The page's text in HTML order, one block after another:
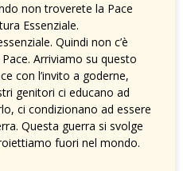
non troverete la Pace
Essenziale.
Quindi non c’è
Arriviamo su questo
con l’invito a goderne,
genitori ci educano ad
ci condizionano ad essere
Questa guerra si svolge
fuori nel mondo.